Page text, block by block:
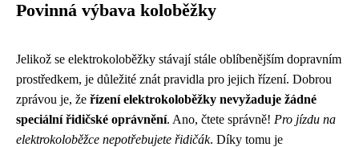
Povinná výbava koloběžky
Jelikož se elektrokoloběžky stávají stále oblíbenějším dopravním
prostředkem, je důležité znát pravidla pro jejich řízení. Dobrou
zprávou je, že řízení elektrokoloběžky nevyžaduje žádné
speciální řidičské oprávnění. Ano, čtete správně! Pro jízdu na
elektrokoloběžce nepotřebujete řidičák. Díky tomu je